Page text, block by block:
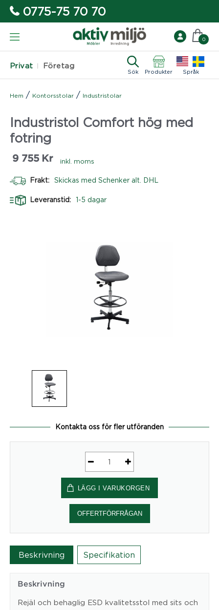
0775-75 70 70
Privat Företag
Sök Produkter Språk
0
Hem / Kontorsstolar / Industristolar
Industristol Comfort hög med
fotring
9 755 Kr inkl. moms
Frakt: Skickas med Schenker alt. DHL
Leveranstid: 1-5 dagar
Kontakta oss för fler utföranden
Industristol
Comfort
hög
med
fotring
mängd
LÄGG I VARUKORGEN
OFFERTFÖRFRÅGAN
Beskrivning Specifikation
Beskrivning
Rejäl och behaglig ESD kvalitetsstol med sits och